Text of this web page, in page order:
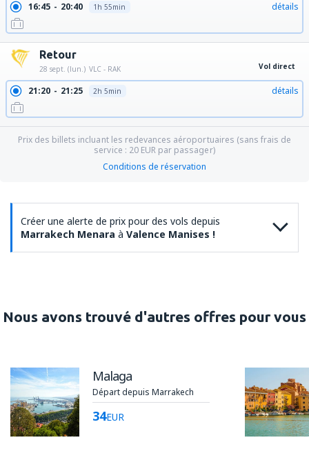
16:45 20:40 1h 55min détails
Retour
28 sept. (lun.) VLC - RAK Vol direct
21:20 21:25 2h 5min détails
Prix des billets incluant les redevances aéroportuaires (sans frais de
service : 20 EUR par passager)
Conditions de réservation
Créer une alerte de prix pour des vols depuis
Marrakech Menara à Valence Manises !
Nous avons trouvé d'autres offres pour vous
Malaga
Départ depuis Marrakech
34EUR